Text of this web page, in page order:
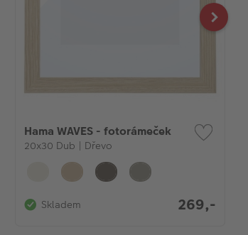
Hama WAVES - fotorámeček
20x30 Dub | Dřevo
Skladem 269,-